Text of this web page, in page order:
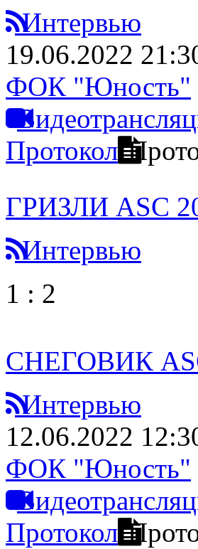
Интервью
19.06.2022
ФОК "Юность"
Протокол
ГРИЗЛИ ASC
Интервью
1 : 2
СНЕГОВИК
Интервью
12.06.2022
ФОК "Юность"
Протокол